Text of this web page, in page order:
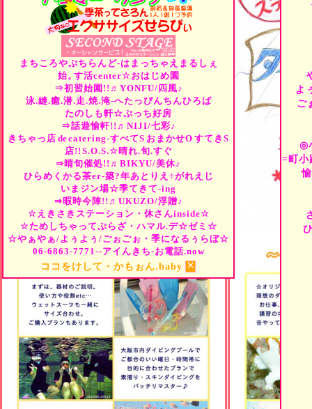
まちころやぷちらんど-はまっちゃえまるしぇ
始。す活center☆おはじめ園
⇒初習始園!!♬YONFU/四風♪
泳.縫.癒.潜.走.焼.淹-へたっぴんちんひろば
たのしも軒☆ぷっち好房
⇒話遊愉軒!!♬NIJI/七彩♪
きちゃっ店 decatering-すべてS おまかせO すてき S
店!! S.O.S.☆晴れ.旬.すぐ
⇒晴旬催処!!♬BIKYU/美休♪
ひらめくかる茶er-築?年あとりえ÷がれえじ
いまジン場☆季てきて-ing
⇒暇時今陣!!♬UKUZO/浮贈♪
☆えきさきステーション・休さんinside☆
☆ためしちゃってぷらざ・ハマル.デ☆ゼミ☆
☆やぁやぁ/よぅよぅ/ごぉごぉ・季になるぅらぼ☆
06-6863-7771--アイんきち-お電話.now
ココをけして・かもぉん.baby ×
よ
ご
◎
=町小